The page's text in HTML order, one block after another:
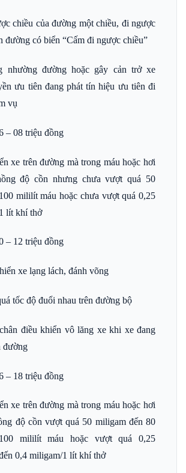
chiều của đường một chiều, đi ngược
đường có biển “Cấm đi ngược chiều”
nhường đường hoặc gây cản trở xe
ưu tiên đang phát tín hiệu ưu tiên đi
vụ
– 08 triệu đồng
xe trên đường mà trong máu hoặc hơi
độ cồn nhưng chưa vượt quá 50
mililít máu hoặc chưa vượt quá 0,25
lít khí thở
– 12 triệu đồng
xe lạng lách, đánh võng
tốc độ đuổi nhau trên đường bộ
điều khiển vô lăng xe khi xe đang
đường
– 18 triệu đồng
xe trên đường mà trong máu hoặc hơi
độ cồn vượt quá 50 miligam đến 80
100 mililít máu hoặc vượt quá 0,25
0,4 miligam/1 lít khí thở